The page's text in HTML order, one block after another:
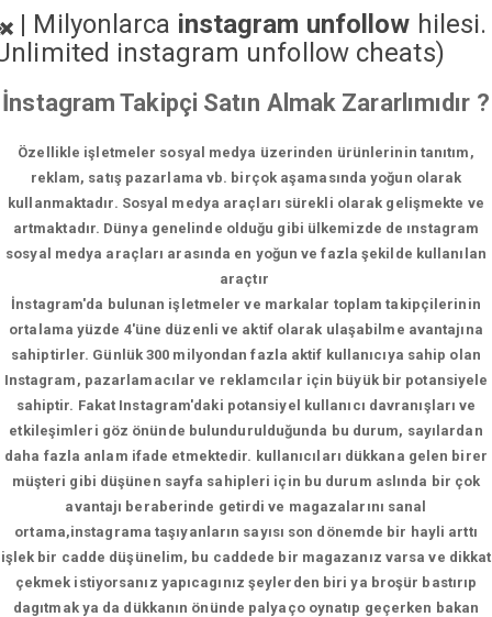
| Milyonlarca instagram unfollow hilesi.
instagram unfollow cheats)
İnstagram Takipçi Satın Almak Zararlımıdır ?
Özellikle işletmeler sosyal medya üzerinden ürünlerinin tanıtım,
reklam, satış pazarlama vb. birçok aşamasında yoğun olarak
kullanmaktadır. Sosyal medya araçları sürekli olarak gelişmekte ve
artmaktadır. Dünya genelinde olduğu gibi ülkemizde de ınstagram
sosyal medya araçları arasında en yoğun ve fazla şekilde kullanılan
araçtır
İnstagram'da bulunan işletmeler ve markalar toplam takipçilerinin
ortalama yüzde 4'üne düzenli ve aktif olarak ulaşabilme avantajına
sahiptirler. Günlük 300 milyondan fazla aktif kullanıcıya sahip olan
Instagram, pazarlamacılar ve reklamcılar için büyük bir potansiyele
sahiptir. Fakat Instagram'daki potansiyel kullanıcı davranışları ve
etkileşimleri göz önünde bulundurulduğunda bu durum, sayılardan
daha fazla anlam ifade etmektedir. kullanıcıları dükkana gelen birer
müşteri gibi düşünen sayfa sahipleri için bu durum aslında bir çok
avantajı beraberinde getirdi ve magazalarını sanal
ortama,instagrama taşıyanların sayısı son dönemde bir hayli arttı
işlek bir cadde düşünelim, bu caddede bir magazanız varsa ve dikkat
çekmek istiyorsanız yapıcagınız şeylerden biri ya broşür bastırıp
dagıtmak ya da dükkanın önünde palyaço oynatıp geçerken bakan